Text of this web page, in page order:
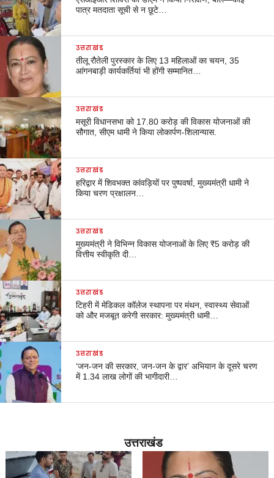
पात्र मतदाता सूची से न छूटे…
उत्तराखंड
तीलू रौतेली पुरस्कार के लिए 13 महिलाओं का चयन, 35
आंगनबाड़ी कार्यकर्तियां भी होंगी सम्मानित…
उत्तराखंड
मसूरी विधानसभा को 17.80 करोड़ की विकास योजनाओं की
सौगात, सीएम धामी ने किया लोकार्पण-शिलान्यास.
उत्तराखंड
हरिद्वार में शिवभक्त कांवड़ियों पर पुष्पवर्षा, मुख्यमंत्री धामी ने
किया चरण प्रक्षालन…
उत्तराखंड
मुख्यमंत्री ने विभिन्न विकास योजनाओं के लिए ₹5 करोड़ की
वित्तीय स्वीकृति दी…
उत्तराखंड
टिहरी में मेडिकल कॉलेज स्थापना पर मंथन, स्वास्थ्य सेवाओं
को और मजबूत करेगी सरकार: मुख्यमंत्री धामी…
उत्तराखंड
‘जन-जन की सरकार, जन-जन के द्वार’ अभियान के दूसरे चरण
में 1.34 लाख लोगों की भागीदारी…
उत्तराखंड